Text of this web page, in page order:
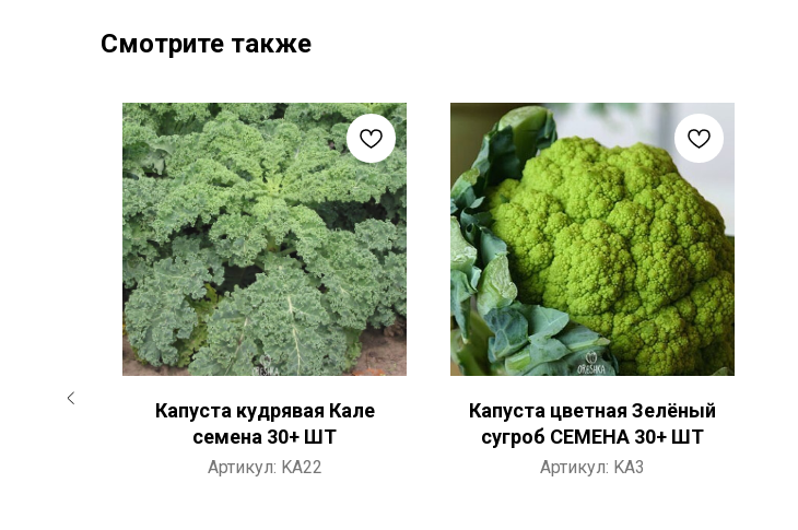
Смотрите также
Капуста кудрявая Кале
семена 30+ ШТ
Артикул: KA22
Капуста цветная Зелёный
сугроб СЕМЕНА 30+ ШТ
Артикул: KA3